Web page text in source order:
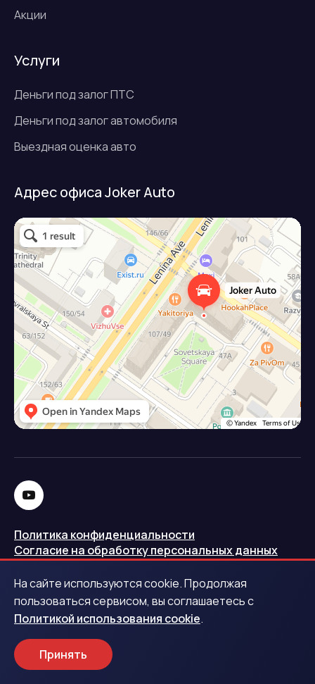
Акции
Услуги
Деньги под залог ПТС
Деньги под залог автомобиля
Выездная оценка авто
Адрес офиса Joker Auto
Джокер авто
Займ под залог авто в Подольске
Микрофинансовая организация в Подольске
Политика конфиденциальности
Согласие на обработку персональных данных
Политика использования cookie
Запись в реестре операторов персональных данных
РКН
Центральный банк Российской Федерации
На сайте используются cookie. Продолжая
пользоваться сервисом, вы соглашаетесь с
Политикой использования cookie.
Принять